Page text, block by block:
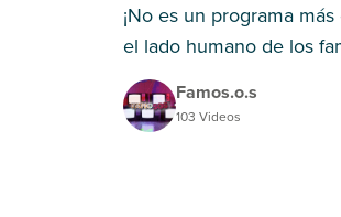
¡No es un programa
el lado humano de los
nos hará entender que
Famos.o.s
103 Videos